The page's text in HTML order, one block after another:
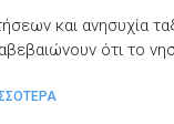
και ανησυχία
ότι το